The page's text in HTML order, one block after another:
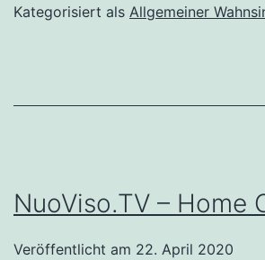
Kategorisiert als Allgemeiner
NuoViso.TV – Home
Veröffentlicht am 22. April 2020